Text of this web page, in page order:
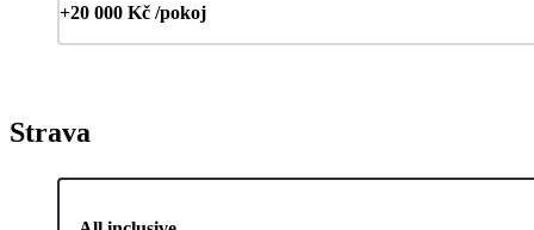
+20 000 Kč /pokoj
Strava